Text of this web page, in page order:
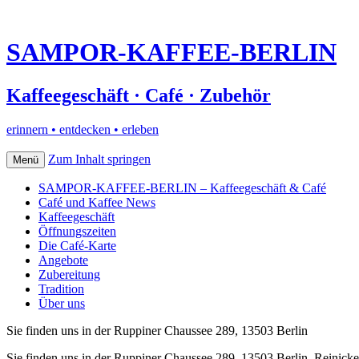
SAMPOR-KAFFEE-BERLIN
Kaffeegeschäft · Café · Zubehör
erinnern • entdecken • erleben
Menü Zum Inhalt springen
SAMPOR-KAFFEE-BERLIN – Kaffeegeschäft & Café
Café und Kaffee News
Kaffeegeschäft
Öffnungszeiten
Die Café-Karte
Angebote
Zubereitung
Tradition
Über uns
Sie finden uns in der Ruppiner Chaussee 289, 13503 Berlin